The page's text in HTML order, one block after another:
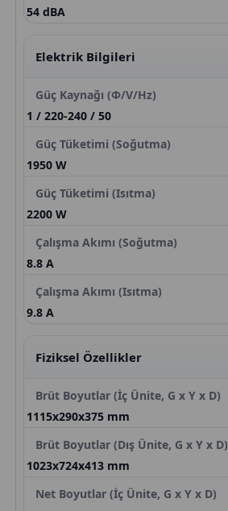
54 dBA
Elektrik Bilgileri
Güç Kaynağı (Φ/V/Hz)
1 / 220-240 / 50
Güç Tüketimi (Soğutma)
1950 W
Güç Tüketimi (Isıtma)
2200 W
Çalışma Akımı (Soğutma)
8.8 A
Çalışma Akımı (Isıtma)
9.8 A
Fiziksel Özellikler
Brüt Boyutlar (İç Ünite, G x Y x D)
1115x290x375 mm
Brüt Boyutlar (Dış Ünite, G x Y x D)
1023x724x413 mm
Net Boyutlar (İç Ünite, G x Y x D)